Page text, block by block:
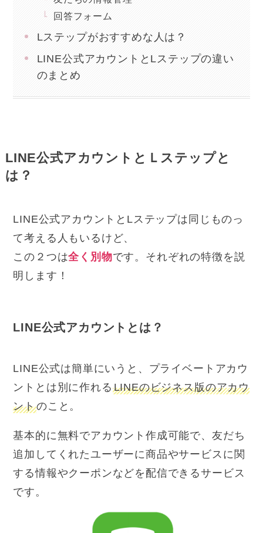
回答フォーム
Lステップがおすすめな人は？
LINE公式アカウントとLステップの違い
のまとめ
LINE公式アカウントとＬステップと
は？
LINE公式アカウントとLステップは同じものっ
て考える人もいるけど、
この２つは全く別物です。それぞれの特徴を説
明します！
LINE公式アカウントとは？
LINE公式は簡単にいうと、プライベートアカウ
ントとは別に作れる LINEのビジネス版のアカウ
ントのこと。
基本的に無料でアカウント作成可能で、友だち
追加してくれたユーザーに商品やサービスに関
する情報やクーポンなどを配信できるサービス
です。